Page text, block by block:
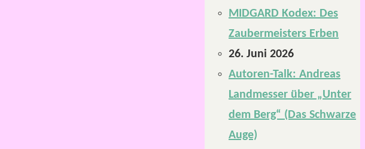
MIDGARD Kodex: Des
Zaubermeisters Erben
26. Juni 2026
Autoren-Talk: Andreas
Landmesser über „Unter
dem Berg“ (Das Schwarze
Auge)